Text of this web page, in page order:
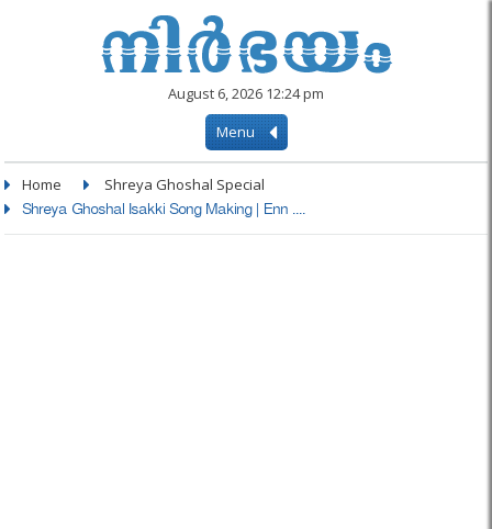
August 6, 2026 12:24 pm
Menu
Home Shreya Ghoshal Special
Shreya Ghoshal Isakki Song Making | Enn ....